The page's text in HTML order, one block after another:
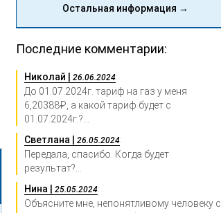
Остальная информация →
Последние комментарии:
Николай | 26.06.2024:
До 01.07.2024г. тариф на газ у меня
6,20388₽, а какой тариф будет с
01.07.2024г.?...
Светлана | 26.05.2024:
Передала, спасибо. Когда будет
результат?...
Нина | 25.05.2024:
Объясните мне, непонятливому человеку с